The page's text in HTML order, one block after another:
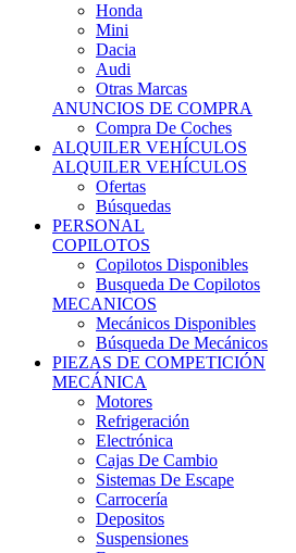
Dacia
Audi
Otras Marcas
ANUNCIOS DE COMPRA
Compra De Coches
ALQUILER VEHÍCULOS
ALQUILER VEHÍCULOS
Ofertas
Búsquedas
PERSONAL
COPILOTOS
Copilotos Disponibles
Busqueda De Copilotos
MECANICOS
Mecánicos Disponibles
Búsqueda De Mecánicos
PIEZAS DE COMPETICIÓN
MECÁNICA
Motores
Refrigeración
Electrónica
Cajas De Cambio
Sistemas De Escape
Carrocería
Depositos
Suspensiones
Frenos